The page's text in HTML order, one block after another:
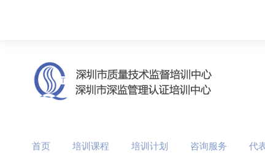
首页 培训课程 培训计划 咨询服务 代